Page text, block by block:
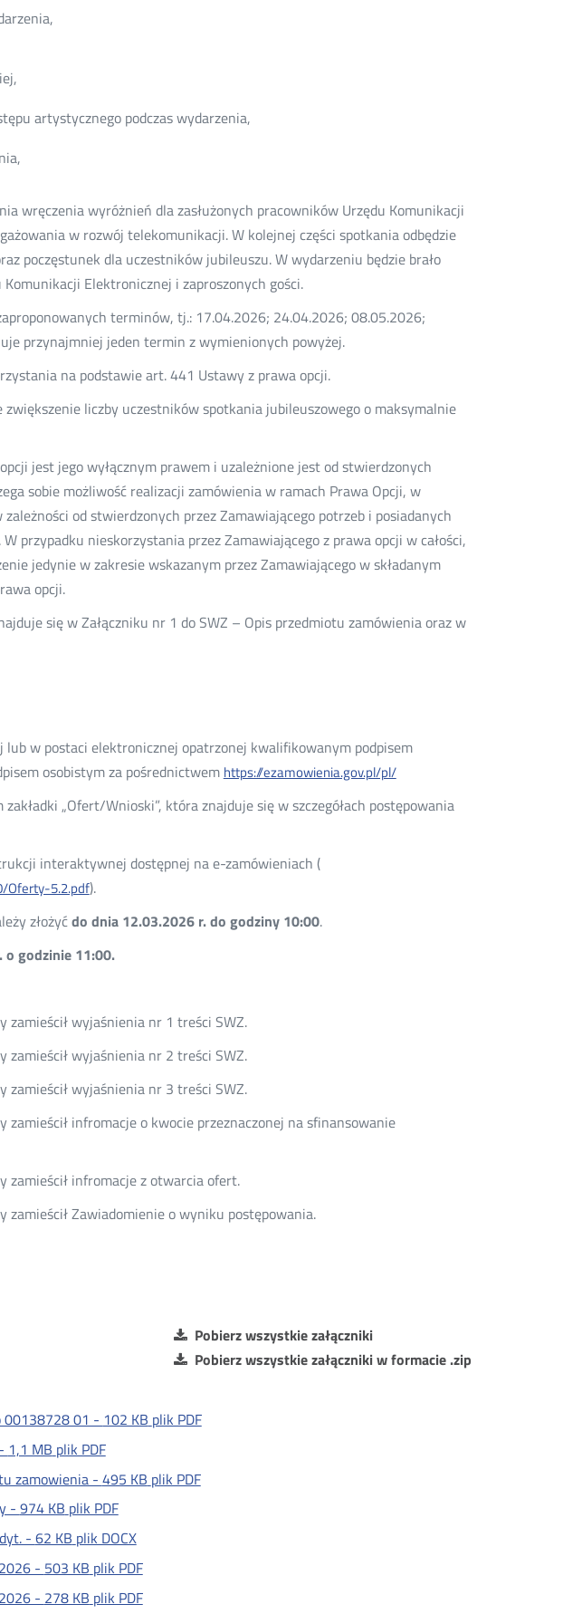
artystycznego podczas wydarzenia,
wręczenia wyróżnień dla zasłużonych pracowników Urzędu Komunikacji
w rozwój telekomunikacji. W kolejnej części spotkania odbędzie
poczęstunek dla uczestników jubileuszu. W wydarzeniu będzie brało
Elektronicznej i zaproszonych gości.
terminów, tj.: 17.04.2026; 24.04.2026; 08.05.2026;
przynajmniej jeden termin z wymienionych powyżej.
na podstawie art. 441 Ustawy z prawa opcji.
liczby uczestników spotkania jubileuszowego o maksymalnie
jest jego wyłącznym prawem i uzależnione jest od stwierdzonych
sobie możliwość realizacji zamówienia w ramach Prawa Opcji, w
od stwierdzonych przez Zamawiającego potrzeb i posiadanych
przypadku nieskorzystania przez Zamawiającego z prawa opcji w całości,
jedynie w zakresie wskazanym przez Zamawiającego w składanym
opcji.
się w Załączniku nr 1 do SWZ – Opis przedmiotu zamówienia oraz w
w postaci elektronicznej opatrzonej kwalifikowanym podpisem
osobistym za pośrednictwem https://ezamowienia.gov.pl/pl/
„Ofert/Wnioski”, która znajduje się w szczegółach postępowania
interaktywnej dostępnej na e-zamówieniach (
Oferty-5.2.pdf).
złożyćdo dnia 12.03.2026 r. do godziny 10:00.
godzinie 11:00.
zamieścił wyjaśnienia nr 1 treści SWZ.
zamieścił wyjaśnienia nr 2 treści SWZ.
zamieścił wyjaśnienia nr 3 treści SWZ.
zamieścił infromacje o kwocie przeznaczonej na sfinansowanie
zamieścił infromacje z otwarcia ofert.
zamieścił Zawiadomienie o wyniku postępowania.
Pobierz wszystkie załączniki
Pobierz wszystkie załączniki w formacie .zip
00138728 01 - 102 KB plik PDF
1,1 MB plik PDF
zamowienia - 495 KB plik PDF
- 974 KB plik PDF
- 62 KB plik DOCX
- 503 KB plik PDF
- 278 KB plik PDF